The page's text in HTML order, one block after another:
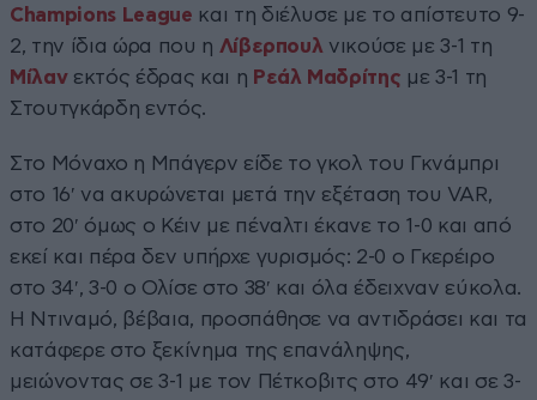
Champions League και τη διέλυσε με το απίστευτο 9-
2, την ίδια ώρα που η Λίβερπουλ νικούσε με 3-1 τη
Μίλαν εκτός έδρας και η Ρεάλ Μαδρίτης με 3-1 τη
Στουτγκάρδη εντός.
Στο Μόναχο η Μπάγερν είδε το γκολ του Γκνάμπρι
στο 16′ να ακυρώνεται μετά την εξέταση του VAR,
στο 20′ όμως ο Κέιν με πέναλτι έκανε το 1-0 και από
εκεί και πέρα δεν υπήρχε γυρισμός: 2-0 ο Γκερέιρο
στο 34′, 3-0 ο Ολίσε στο 38′ και όλα έδειχναν εύκολα.
Η Ντιναμό, βέβαια, προσπάθησε να αντιδράσει και τα
κατάφερε στο ξεκίνημα της επανάληψης,
μειώνοντας σε 3-1 με τον Πέτκοβιτς στο 49′ και σε 3-